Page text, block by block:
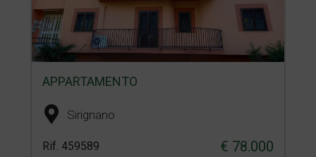
APPARTAMENTO
Sirignano
Rif. 459589 € 78.000